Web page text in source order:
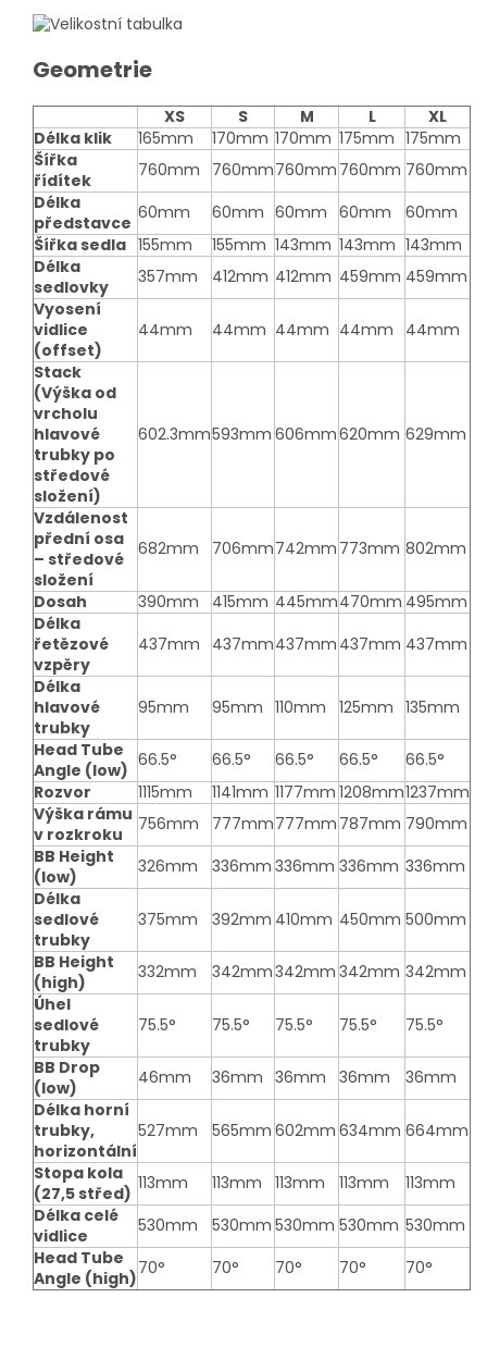
Geometrie
XS S M L
XL
Délka klik
165mm 170mm 170mm 175mm 175mm
Šířka
řídítek
760mm 760mm760mm 760mm 760mm
Délka
představce 60mm 60mm 60mm 60mm
60mm
Šířka sedla 155mm 155mm 143mm 143mm 143mm
Délka
sedlovky
357mm 412mm 412mm 459mm 459mm
Vyosení
vidlice
(offset)
44mm 44mm 44mm 44mm
44mm
Stack
(Výška od
vrcholu
hlavové
trubky po
středové
složení)
602.3mm593mm 606mm620mm 629mm
Vzdálenost
přední osa
– středové
složení
682mm 706mm742mm 773mm 802mm
Dosah 390mm 415mm 445mm470mm 495mm
Délka
řetězové
vzpěry
437mm 437mm437mm 437mm 437mm
Délka
hlavové
trubky
95mm 95mm 110mm 125mm 135mm
Head Tube
Angle (low) 66.5° 66.5° 66.5° 66.5°
66.5°
Rozvor
1115mm 1141mm 1177mm 1208mm1237mm
Výška rámu
v rozkroku
756mm 777mm777mm 787mm 790mm
BB Height
(low)
326mm 336mm 336mm 336mm 336mm
Délka
sedlové
trubky
375mm 392mm 410mm 450mm 500mm
BB Height
(high)
332mm 342mm342mm 342mm 342mm
Úhel
sedlové
trubky
75.5° 75.5° 75.5° 75.5°
75.5°
BB Drop
(low)
46mm 36mm 36mm 36mm
36mm
Délka horní
trubky,
horizontální
527mm 565mm 602mm 634mm 664mm
Stopa kola
(27,5 střed) 113mm 113mm 113mm 113mm
113mm
Délka celé
vidlice
530mm 530mm 530mm 530mm 530mm
Head Tube
Angle (high)70° 70° 70° 70° 70°